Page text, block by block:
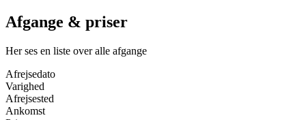
Afgange & priser
Her ses en liste over alle afgange
Afrejsedato
Varighed
Afrejsested
Ankomst